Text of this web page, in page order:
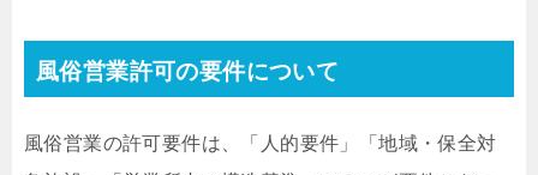
風俗営業許可の要件について
風俗営業の許可要件は、「人的要件」「地域・保全対